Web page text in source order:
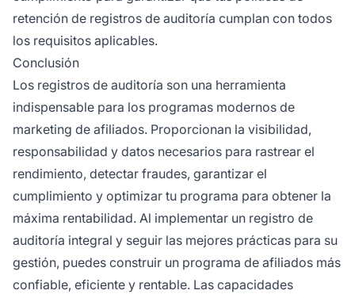
retención de registros de auditoría cumplan con todos
los requisitos aplicables.
Conclusión
Los registros de auditoría son una herramienta
indispensable para los programas modernos de
marketing de afiliados. Proporcionan la visibilidad,
responsabilidad y datos necesarios para rastrear el
rendimiento, detectar fraudes, garantizar el
cumplimiento y optimizar tu programa para obtener la
máxima rentabilidad. Al implementar un registro de
auditoría integral y seguir las mejores prácticas para su
gestión, puedes construir un programa de afiliados más
confiable, eficiente y rentable. Las capacidades